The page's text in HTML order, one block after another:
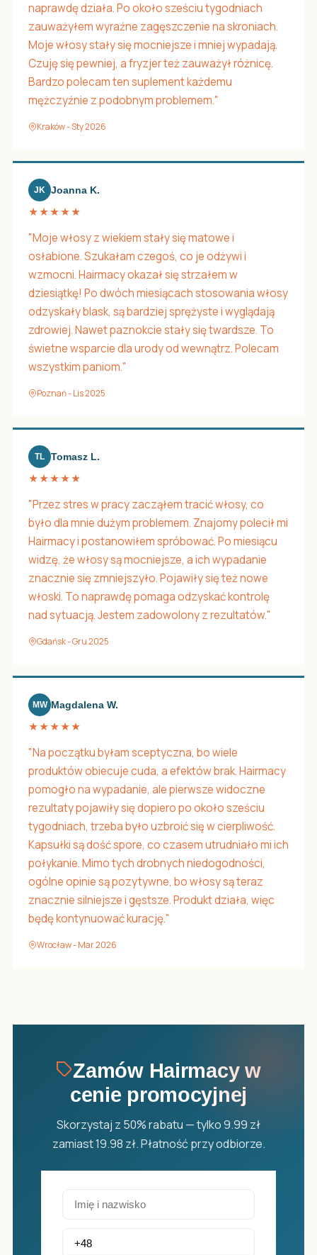
naprawdę działa. Po około sześciu tygodniach
zauważyłem wyraźne zagęszczenie na skroniach.
Moje włosy stały się mocniejsze i mniej wypadają.
Czuję się pewniej, a fryzjer też zauważył różnicę.
Bardzo polecam ten suplement każdemu
mężczyźnie z podobnym problemem."
Kraków - Sty 2026
JK Joanna K.
★★★★★
"Moje włosy z wiekiem stały się matowe i
osłabione. Szukałam czegoś, co je odżywi i
wzmocni. Hairmacy okazał się strzałem w
dziesiątkę! Po dwóch miesiącach stosowania włosy
odzyskały blask, są bardziej sprężyste i wyglądają
zdrowiej. Nawet paznokcie stały się twardsze. To
świetne wsparcie dla urody od wewnątrz. Polecam
wszystkim paniom."
Poznań - Lis 2025
TL Tomasz L.
★★★★★
"Przez stres w pracy zacząłem tracić włosy, co
było dla mnie dużym problemem. Znajomy polecił mi
Hairmacy i postanowiłem spróbować. Po miesiącu
widzę, że włosy są mocniejsze, a ich wypadanie
znacznie się zmniejszyło. Pojawiły się też nowe
włoski. To naprawdę pomaga odzyskać kontrolę
nad sytuacją. Jestem zadowolony z rezultatów."
Gdańsk - Gru 2025
MW Magdalena W.
★★★★★
"Na początku byłam sceptyczna, bo wiele
produktów obiecuje cuda, a efektów brak. Hairmacy
pomogło na wypadanie, ale pierwsze widoczne
rezultaty pojawiły się dopiero po około sześciu
tygodniach, trzeba było uzbroić się w cierpliwość.
Kapsułki są dość spore, co czasem utrudniało mi ich
połykanie. Mimo tych drobnych niedogodności,
ogólne opinie są pozytywne, bo włosy są teraz
znacznie silniejsze i gęstsze. Produkt działa, więc
będę kontynuować kurację."
Wrocław - Mar 2026
Zamów Hairmacy w
cenie promocyjnej
Skorzystaj z 50% rabatu — tylko 9.99 zł
zamiast 19.98 zł. Płatność przy odbiorze.